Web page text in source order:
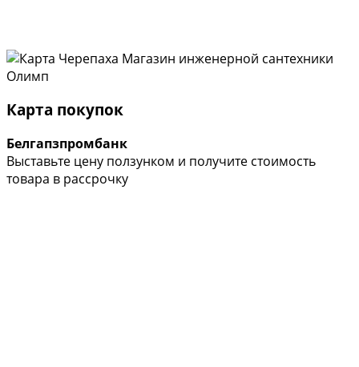
Карта покупок
Белгапзпромбанк
Выставьте цену ползунком и получите стоимость
товара в рассрочку